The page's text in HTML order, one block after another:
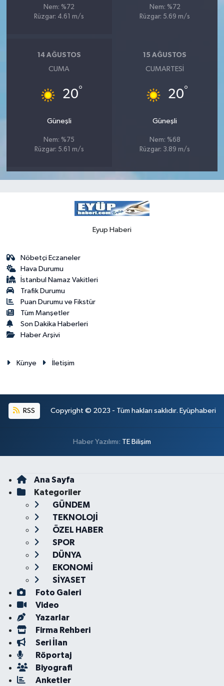
Nem: %72
Rüzgar: 4.61 m/s
Nem: %72
Rüzgar: 5.69 m/s
14 AĞUSTOS
CUMA
20°
Güneşli
Nem: %75
Rüzgar: 5.61 m/s
15 AĞUSTOS
CUMARTESI
20°
Güneşli
Nem: %68
Rüzgar: 3.89 m/s
Eyup Haberi
Nöbetçi Eczaneler
Hava Durumu
İstanbul Namaz Vakitleri
Trafik Durumu
Puan Durumu ve Fikstür
Tüm Manşetler
Son Dakika Haberleri
Haber Arşivi
Künye İletişim
RSS Copyright © 2023 - Tüm hakları saklıdır. Eyüphaberi
Haber Yazılımı: TE Bilişim
Ana Sayfa
Kategoriler
GÜNDEM
TEKNOLOJİ
ÖZEL HABER
SPOR
DÜNYA
EKONOMİ
SİYASET
Foto Galeri
Video
Yazarlar
Firma Rehberi
Seri İlan
Röportaj
Biyografi
Anketler